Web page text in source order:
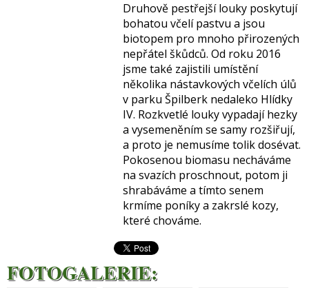
Druhově pestřejší louky poskytují
bohatou včelí pastvu a jsou
biotopem pro mnoho přirozených
nepřátel škůdců. Od roku 2016
jsme také zajistili umístění
několika nástavkových včelích úlů
v parku Špilberk nedaleko Hlídky
IV. Rozkvetlé louky vypadají hezky
a vysemeněním se samy rozšiřují,
a proto je nemusíme tolik dosévat.
Pokosenou biomasu necháváme
na svazích proschnout, potom ji
shrabáváme a tímto senem
krmíme poníky a zakrslé kozy,
které chováme.
FOTOGALERIE: